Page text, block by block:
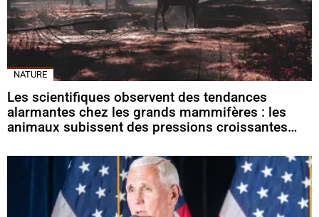
NATURE
Les scientifiques observent des tendances
alarmantes chez les grands mammifères : les
animaux subissent des pressions croissantes…